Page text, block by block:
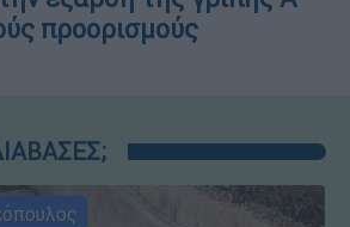
προορισμούς